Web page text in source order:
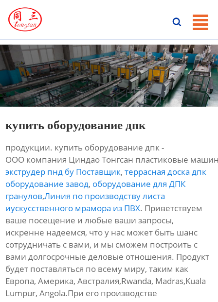

ГЛАВНАЯ
НОВОСТИ
О HАС
купить оборудование дпк
продукции. купить оборудование дпк -
ООО компания Циндао Тонгсан пластиковые
экструдер пнд бу Поставщик,террасная доска дпк
оборудование завод, оборудование для ДПК
гранулов,Линия по производству листа
иускусственного мрамора из ПВХ. Приветствуем
ваше посещение и любые ваши запросы,
искренне надеемся, что у нас может быть шанс
сотрудничать с вами, и мы сможем построить с
вами долгосрочные деловые отношения. Продукт
будет поставляться по всему миру, таким как
Европа, Америка, Австралия,Rwanda, Madras,Kuala
Lumpur, Angola.При его производстве